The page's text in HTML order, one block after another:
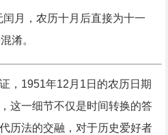
月，农历十月后直接为十一
淆。
，1951年12月1日的农历日期
这一细节不仅是时间转换的答
历法的交融，对于历史爱好者